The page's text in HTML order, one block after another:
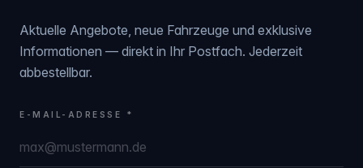
Aktuelle Angebote, neue Fahrzeuge und exklusive
Informationen — direkt in Ihr Postfach. Jederzeit
abbestellbar.
E-MAIL-ADRESSE *